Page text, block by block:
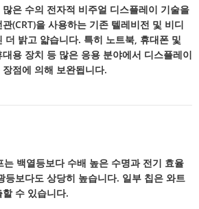
은 수의 전자적 비주얼 디스플레이 기술을
(CRT)을 사용하는 기존 텔레비전 및 비디
더 밝고 얇습니다. 특히 노트북, 휴대폰 및
용 장치 등 많은 응용 분야에서 디스플레이
점에 의해 보완됩니다.
는 백열등보다 수배 높은 수명과 전기 효율
등보다도 상당히 높습니다. 일부 칩은 와트
수 있습니다.